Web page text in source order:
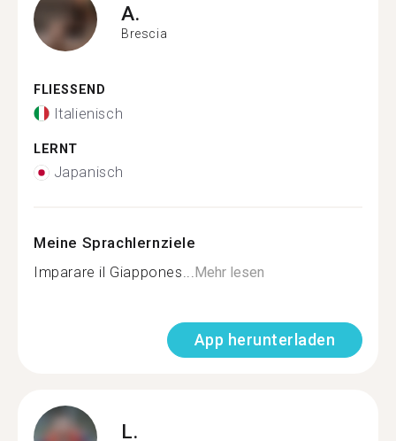
A.
Brescia
FLIESSEND
Italienisch
LERNT
Japanisch
Meine Sprachlernziele
Imparare il Giappones...Mehr lesen
App herunterladen
L.